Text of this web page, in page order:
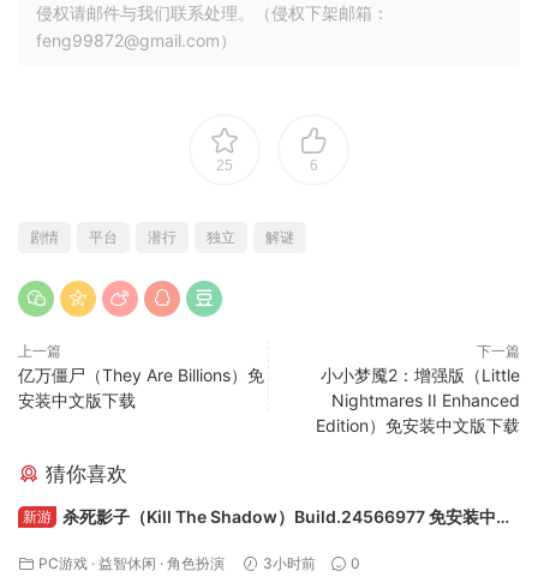
侵权请邮件与我们联系处理。（侵权下架邮箱：
feng99872@gmail.com）
25 6
剧情 平台 潜行 独立 解谜
上一篇
亿万僵尸（They Are Billions）免
安装中文版下载
下一篇
小小梦魇2：增强版（Little
Nightmares II Enhanced
Edition）免安装中文版下载
猜你喜欢
新游 杀死影子（Kill The Shadow）Build.24566977 免安装中文
PC游戏 · 益智休闲 · 角色扮演 3小时前 0